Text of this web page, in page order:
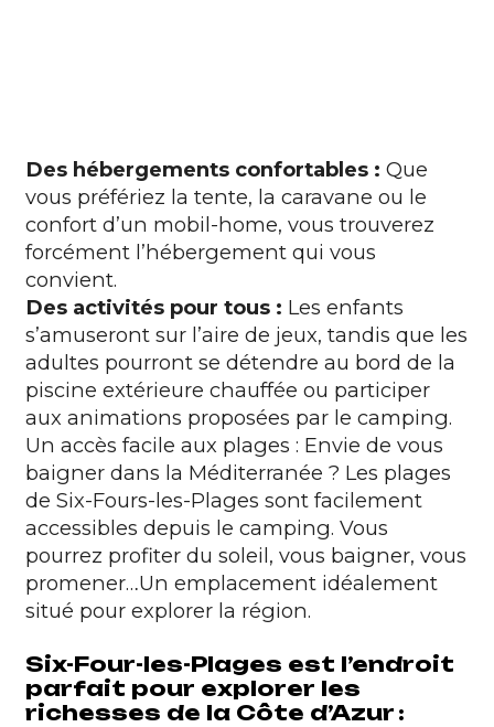
Des hébergements confortables : Que
vous préfériez la tente, la caravane ou le
confort d’un mobil-home, vous trouverez
forcément l’hébergement qui vous
convient.
Des activités pour tous : Les enfants
s’amuseront sur l’aire de jeux, tandis que les
adultes pourront se détendre au bord de la
piscine extérieure chauffée ou participer
aux animations proposées par le camping.
Un accès facile aux plages : Envie de vous
baigner dans la Méditerranée ? Les plages
de Six-Fours-les-Plages sont facilement
accessibles depuis le camping. Vous
pourrez profiter du soleil, vous baigner, vous
promener…Un emplacement idéalement
situé pour explorer la région.
Six-Four-les-Plages est l’endroit
parfait pour explorer les
richesses de la Côte d’Azur :